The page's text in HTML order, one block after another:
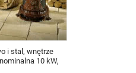
i stal, wnętrze
10 kW,